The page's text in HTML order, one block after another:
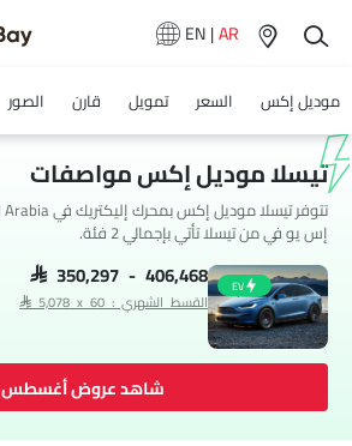
EN|AR
موديل إكس السعر تمويل قارن الصور
تيسلا موديل إكس مواصفات
إس يو في من تيسلا تأتي بإجمالي 2 فئة.
EV
SAR 350,297 - 406,468
القسط الشهري : SAR 5,078 x 60
شاهد عروض أغسطس